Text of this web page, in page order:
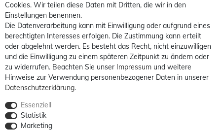
Cookies. Wir teilen diese Daten mit Dritten, die wir in den
Einstellungen benennen.
Die Datenverarbeitung kann mit Einwilligung oder aufgrund eines
berechtigten Interesses erfolgen. Die Zustimmung kann erteilt
oder abgelehnt werden. Es besteht das Recht, nicht einzuwilligen
und die Einwilligung zu einem späteren Zeitpunkt zu ändern oder
zu widerrufen. Beachten Sie unser Impressum und weitere
Hinweise zur Verwendung personenbezogener Daten in unserer
Daten­schutz­erklärung.
Essenziell
Statistik
Marketing